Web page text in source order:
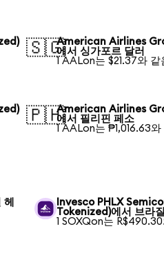
🇸🇬American Airlines
에서 싱가포르 달러
1 AALon는 $21.37와 같
🇵🇭American Airlines
에서 필리핀 페소
1 AALon는 ₱1,016.63와
Invesco PHLX
Tokenized)에서 브라
1 SOXQon는